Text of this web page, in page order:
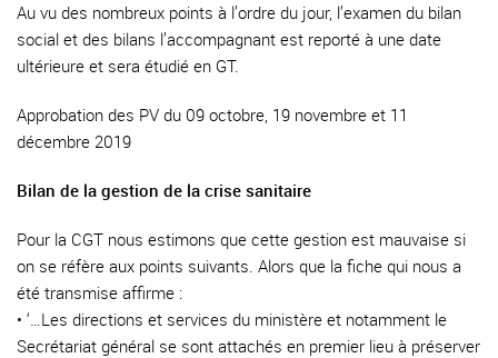
Au vu des nombreux points à l’ordre du jour, l’examen du bilan
social et des bilans l’accompagnant est reporté à une date
ultérieure et sera étudié en GT.
Approbation des PV du 09 octobre, 19 novembre et 11
décembre 2019
Bilan de la gestion de la crise sanitaire
Pour la CGT nous estimons que cette gestion est mauvaise si
on se réfère aux points suivants. Alors que la fiche qui nous a
été transmise affirme :
• ‘…Les directions et services du ministère et notamment le
Secrétariat général se sont attachés en premier lieu à préserver